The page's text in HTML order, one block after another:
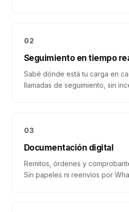
02
Seguimiento en tiempo
Sabé dónde está tu carga en
llamadas de seguimiento, sin
03
Documentación digital
Remitos, órdenes y
Sin papeles ni reenvíos por